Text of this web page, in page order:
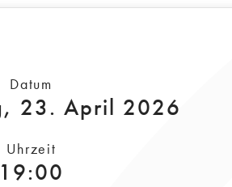
Datum
23. April 2026
Uhrzeit
19:00